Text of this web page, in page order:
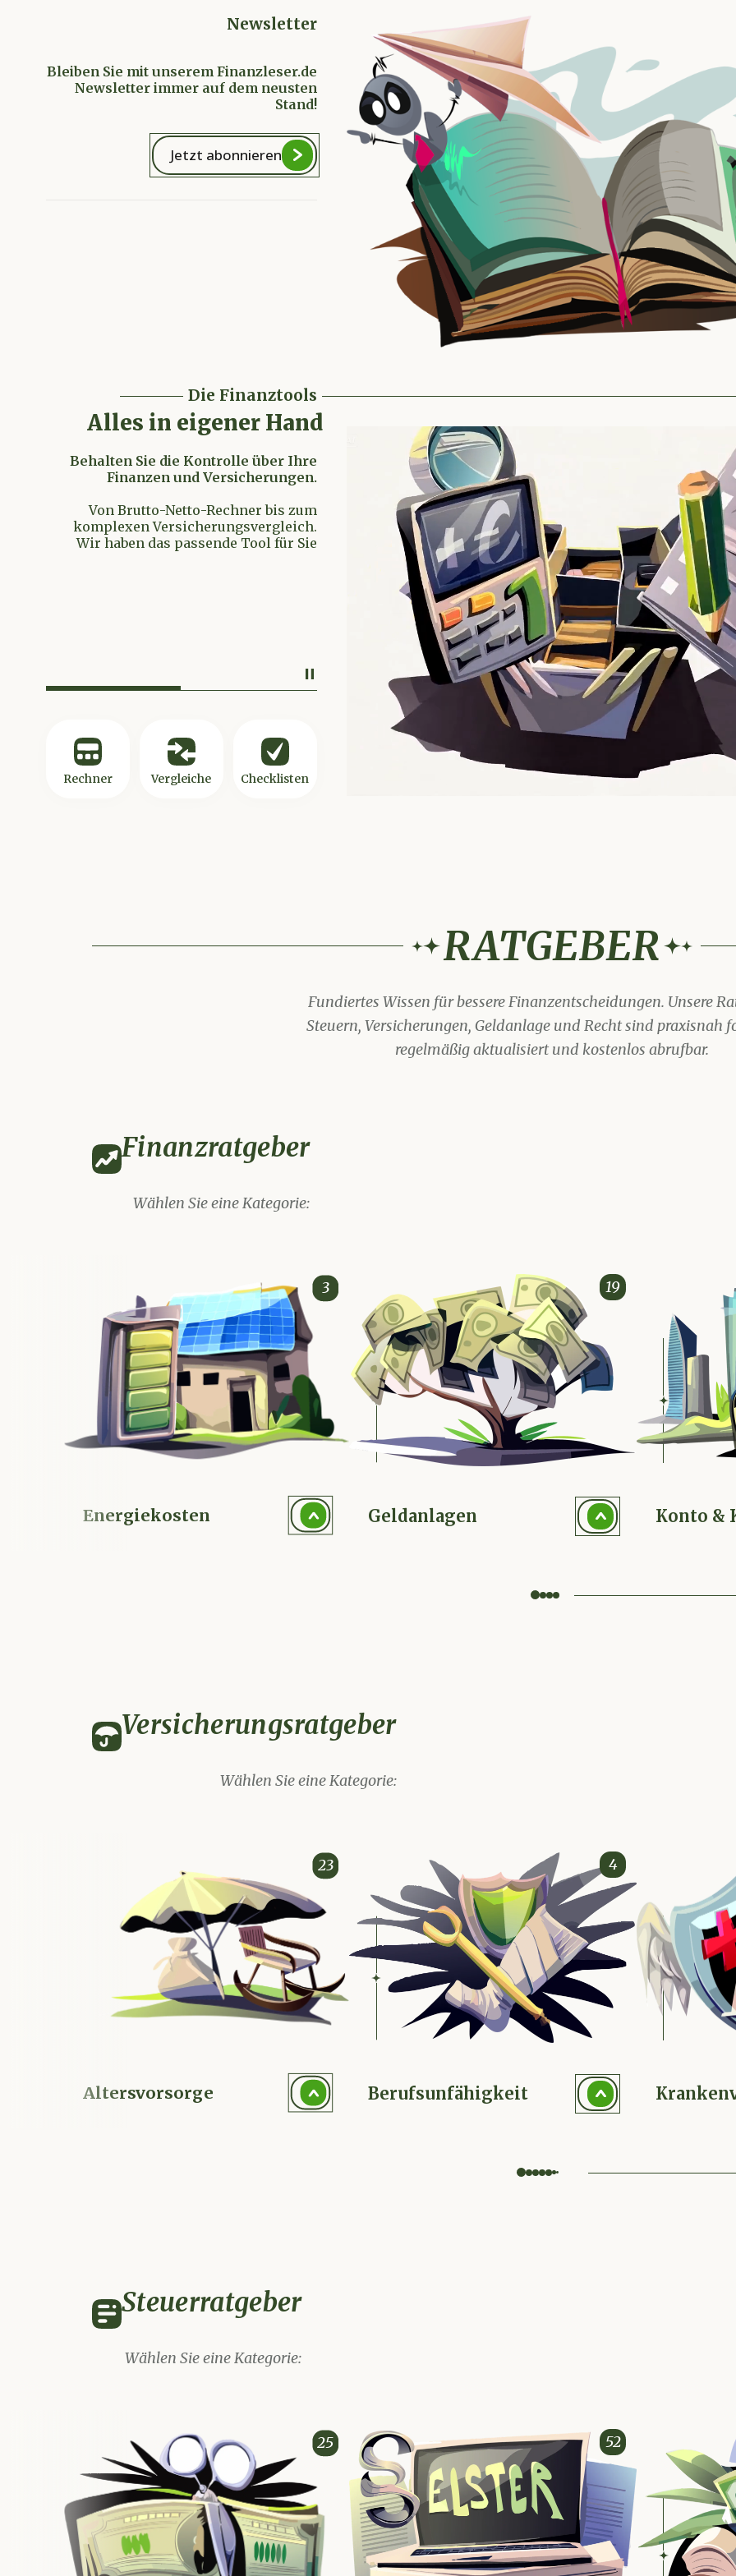
Newsletter
Bleiben Sie mit unserem Finanzleser.de
Newsletter immer auf dem neusten
Stand!
Jetzt abonnieren
Die Finanztools
Alles in eigener Hand
Behalten Sie die Kontrolle über Ihre
Finanzen und Versicherungen.
Von Brutto-Netto-Rechner bis zum
komplexen Versicherungsvergleich.
Wir haben das passende Tool für Sie
Rechner Vergleiche Checklisten
RATGEBER
Fundiertes Wissen für bessere Finanzentscheidungen. Unsere
Steuern, Versicherungen, Geldanlage und Recht sind praxisnah
regelmäßig aktualisiert und kostenlos abrufbar.
Finanzratgeber
Wählen SieeineKategorie:
3
Energiekosten
19
Geldanlagen Konto &
Versicherungsratgeber
Wählen SieeineKategorie:
23
Altersvorsorge
4
Berufsunfähigkeit
Steuerratgeber
Wählen SieeineKategorie:
25 52